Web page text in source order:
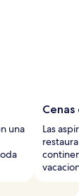
una
Las